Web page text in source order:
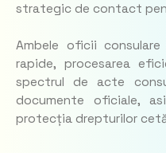
strategic de contact
Ambele oficii
rapide, procesarea
spectrul de acte
documente oficiale,
protecția drepturilor